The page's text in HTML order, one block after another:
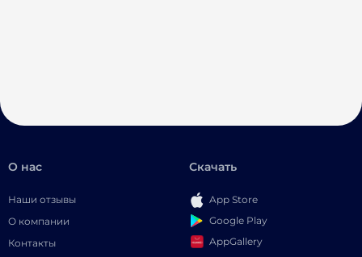
О нас
Наши отзывы
О компании
Контакты
Скачать
App Store
Google Play
AppGallery